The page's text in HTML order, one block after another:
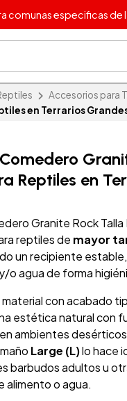
comunas especificas
Accesorios para
en Terrarios
Comedero
Reptiles en
Granite Rock
reptiles de mayor
un recipiente
o agua de forma
con acabado
estética natural con
ambientes
Large (L)lo hace
barbudos adultos u
alimento o agua.